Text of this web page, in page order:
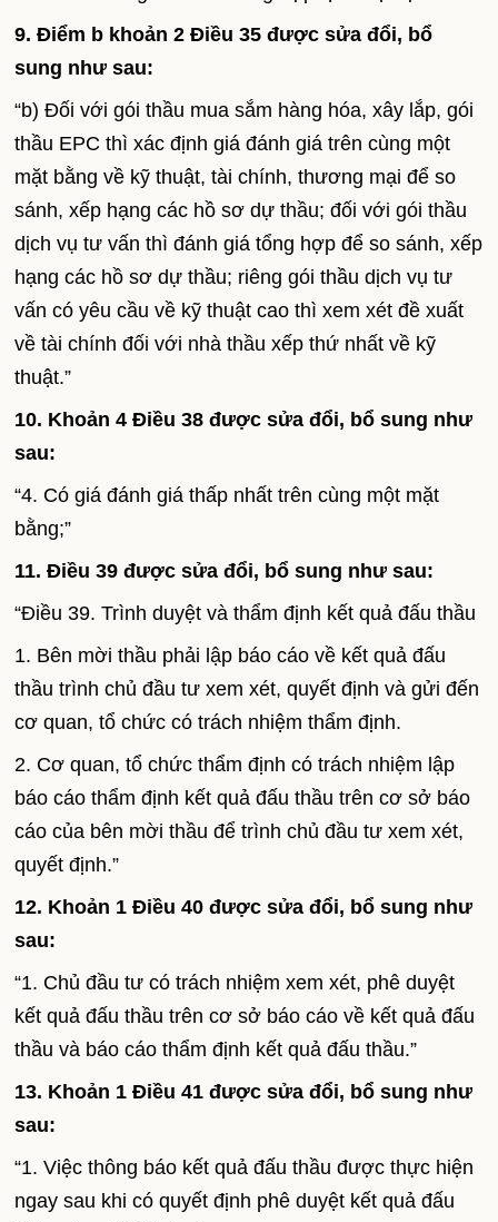
9. Điểm b khoản 2 Điều 35 được sửa đổi, bổ
sung như sau:
“b) Đối với gói thầu mua sắm hàng hóa, xây lắp, gói
thầu EPC thì xác định giá đánh giá trên cùng một
mặt bằng về kỹ thuật, tài chính, thương mại để so
sánh, xếp hạng các hồ sơ dự thầu; đối với gói thầu
dịch vụ tư vấn thì đánh giá tổng hợp để so sánh, xếp
hạng các hồ sơ dự thầu; riêng gói thầu dịch vụ tư
vấn có yêu cầu về kỹ thuật cao thì xem xét đề xuất
về tài chính đối với nhà thầu xếp thứ nhất về kỹ
thuật.”
10. Khoản 4 Điều 38 được sửa đổi, bổ sung như
sau:
“4. Có giá đánh giá thấp nhất trên cùng một mặt
bằng;”
11. Điều 39 được sửa đổi, bổ sung như sau:
“Điều 39. Trình duyệt và thẩm định kết quả đấu thầu
1. Bên mời thầu phải lập báo cáo về kết quả đấu
thầu trình chủ đầu tư xem xét, quyết định và gửi đến
cơ quan, tổ chức có trách nhiệm thẩm định.
2. Cơ quan, tổ chức thẩm định có trách nhiệm lập
báo cáo thẩm định kết quả đấu thầu trên cơ sở báo
cáo của bên mời thầu để trình chủ đầu tư xem xét,
quyết định.”
12. Khoản 1 Điều 40 được sửa đổi, bổ sung như
sau:
“1. Chủ đầu tư có trách nhiệm xem xét, phê duyệt
kết quả đấu thầu trên cơ sở báo cáo về kết quả đấu
thầu và báo cáo thẩm định kết quả đấu thầu.”
13. Khoản 1 Điều 41 được sửa đổi, bổ sung như
sau:
“1. Việc thông báo kết quả đấu thầu được thực hiện
ngay sau khi có quyết định phê duyệt kết quả đấu